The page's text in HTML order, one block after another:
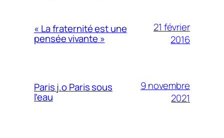
« La fraternité est une
pensée vivante »
21 février
2016
Paris j.o Paris sous
l’eau
9 novembre
2021